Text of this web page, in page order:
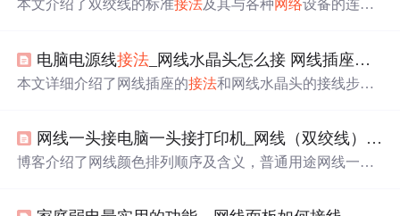
本文介绍了双绞线的标准接法及其与各种网络设备的连接
电脑电源线接法 _网线水晶头怎么接 网线插座接法
本文详细介绍了网线插座的接法和网线水晶头的接线步
紧。而网线水晶头的接线也有直通线和交叉线的区别，适
用于不同设备间的连接。在实际操作中应注意线序的排列
网线一头接电脑一头接打印机_网线（双绞线）每根颜色的细线代表的含义
博客介绍了网线颜色排列顺序及含义，普通用途网线一般